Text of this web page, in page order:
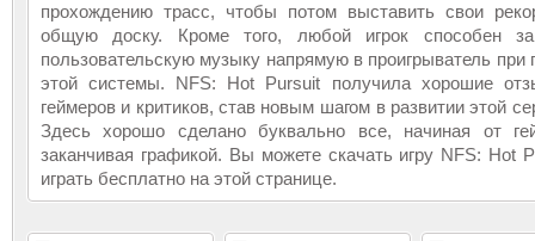
прохождению трасс, чтобы потом выставить свои
общую доску. Кроме того, любой игрок способен
пользовательскую музыку напрямую в проигрыватель
этой системы. NFS: Hot Pursuit получила хорошие
геймеров и критиков, став новым шагом в развитии этой
Здесь хорошо сделано буквально все, начиная от
заканчивая графикой. Вы можете скачать игру NFS: Hot
играть бесплатно на этой странице.